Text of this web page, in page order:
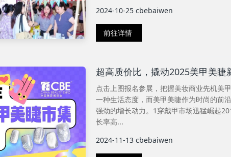
2024-10-25 cbebaiwen
前往详情
超高质价比，撬动2025美甲美睫
点击上图报名参展，把握美妆商业先机美
一种生活态度，而美甲美睫作为时尚的前
强劲的增长动力。1穿戴甲市场迅猛崛起
长率高...
2024-11-13 cbebaiwen